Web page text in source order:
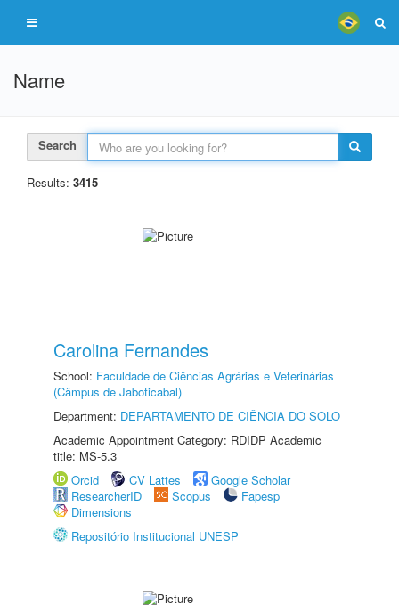
Name
Search
Results: 3415
Carolina Fernandes
School: Faculdade de Ciências Agrárias e Veterinárias
(Câmpus de Jaboticabal)
Department: DEPARTAMENTO DE CIÊNCIA DO SOLO
Academic Appointment Category: RDIDP Academic
title: MS-5.3
Orcid
CV Lattes
Google Scholar
ResearcherID
Scopus
Fapesp
Dimensions
Repositório Institucional UNESP